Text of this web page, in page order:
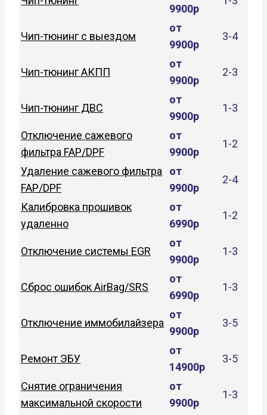
9900р
Чип-тюнинг с выездом
от
9900р
3-4
Чип-тюнинг АКПП
от
9900р
2-3
Чип-тюнинг ДВС
от
9900р
1-3
Отключение сажевого
фильтра FAP/DPF
от
9900р
1-2
Удаление сажевого фильтра
FAP/DPF
от
9900р
2-4
Калибровка прошивок
удаленно
от
6990р
1-2
Отключение системы EGR
от
9900р
1-3
Сброс ошибок AirBag/SRS
от
6990р
1-3
Отключение иммобилайзера
от
9900р
3-5
Ремонт ЭБУ
от
14900р
3-5
Снятие ограничения
максимальной скорости
от
9900р
1-3